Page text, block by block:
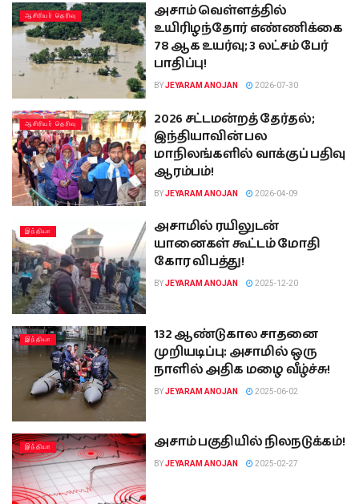
ஆசிரியர் தெரிவு
அசாம் வெள்ளத்தில்
உயிரிழந்தோர் எண்ணிக்கை
78 ஆக உயர்வு; 3 லட்சம் பேர்
பாதிப்பு!
BYJEYARAM ANOJAN 2026-07-30
ஆசிரியர் தெரிவு
2026 சட்டமன்றத் தேர்தல்;
இந்தியாவின் பல
மாநிலங்களில் வாக்குப் பதிவு
ஆரம்பம்!
BYJEYARAM ANOJAN 2026-04-09
இந்தியா
அசாமில் ரயிலுடன்
யானைகள் கூட்டம் மோதி
கோர விபத்து!
BYJEYARAM ANOJAN 2025-12-20
இந்தியா
132 ஆண்டுகால சாதனை
முறியடிப்பு: அசாமில் ஒரு
நாளில் அதிக மழை வீழ்ச்சு!
BYJEYARAM ANOJAN 2025-06-02
இந்தியா அசாம் பகுதியில் நிலநடுக்கம்!
BYJEYARAM ANOJAN 2025-02-27